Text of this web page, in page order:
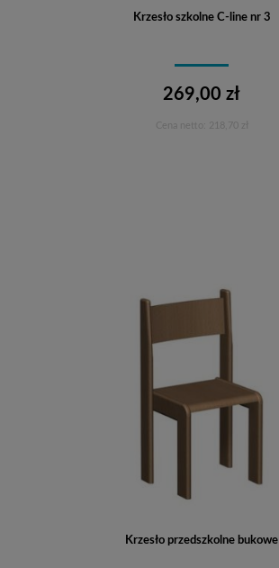
Krzesło szkolne C-line nr 3
269,00 zł
218,70 zł
Krzesło przedszkolne bukowe